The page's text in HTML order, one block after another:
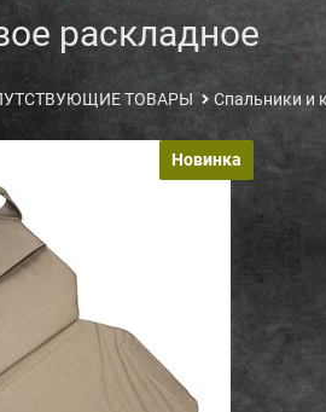
раскладное
ТОВАРЫ Спальники и
Новинка